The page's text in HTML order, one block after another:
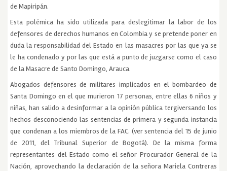
de Mapiripán.
Esta polémica ha sido utilizada para deslegitimar la labor de los
defensores de derechos humanos en Colombia y se pretende poner en
duda la responsabilidad del Estado en las masacres por las que ya se
le ha condenado y por las que está a punto de juzgarse como el caso
de la Masacre de Santo Domingo, Arauca.
Abogados defensores de militares implicados en el bombardeo de
Santa Domingo en el que murieron 17 personas, entre ellas 6 niños y
niñas, han salido a desinformar a la opinión pública tergiversando los
hechos desconociendo las sentencias de primera y segunda instancia
que condenan a los miembros de la FAC. (ver sentencia del 15 de junio
de 2011, del Tribunal Superior de Bogotá). De la misma forma
representantes del Estado como el señor Procurador General de la
Nación, aprovechando la declaración de la señora Mariela Contreras